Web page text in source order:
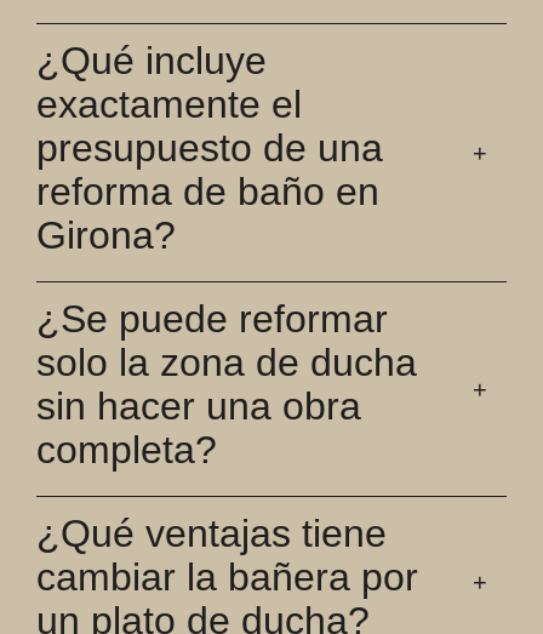
¿Qué incluye
exactamente el
presupuesto de una
reforma de baño en
Girona?
¿Se puede reformar
solo la zona de ducha
sin hacer una obra
completa?
¿Qué ventajas tiene
cambiar la bañera por
un plato de ducha?